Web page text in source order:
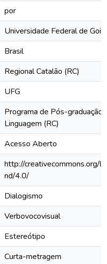
por
Universidade Federal de
Brasil
Regional Catalão (RC)
UFG
Programa de Pós-graduação
Linguagem (RC)
Acesso Aberto
http://creativecommons.org/
nd/4.0/
Dialogismo
Verbovocovisual
Estereótipo
Curta-metragem